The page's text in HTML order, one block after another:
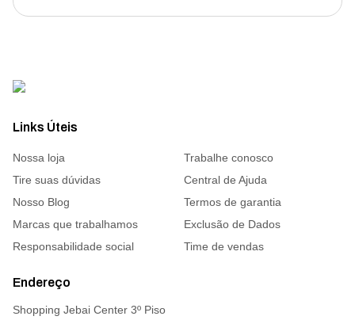
Links Úteis
Nossa loja
Trabalhe conosco
Tire suas dúvidas
Central de Ajuda
Nosso Blog
Termos de garantia
Marcas que trabalhamos
Exclusão de Dados
Responsabilidade social
Time de vendas
Endereço
Shopping Jebai Center 3º Piso